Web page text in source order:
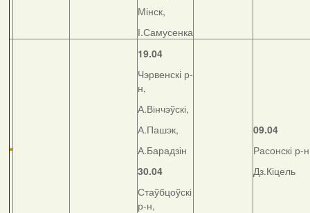
Мінск,
І.Самусенка
19.04
Чэрвенскі р-
н,
А.Вінчэўскі,
А.Пашэк,
А.Барадзін
30.04
Стаўбцоўскі
р-н,
09.04
Расонскі р-
Дз.Кіцель